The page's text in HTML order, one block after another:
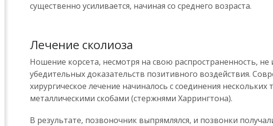
существенно усиливается, начиная со среднего возраста.
Лечение сколиоза
Ношение корсета, несмотря на свою распространенность, не
убедительных доказательств позитивного воздействия.
хирургическое лечение начиналось с соединения нескольких
металлическими скобами (стержнями Харрингтона).
В результате, позвоночник выпрямлялся, и позвонки